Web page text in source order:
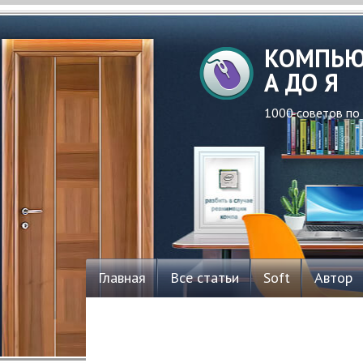
А ДО Я
1000 советов
Главная Все статьи Soft Автор